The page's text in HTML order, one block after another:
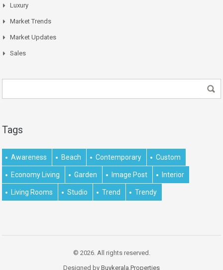
Luxury
Market Trends
Market Updates
Sales
Tags
Awareness Beach Contemporary Custom
Economy Living Garden Image Post Interior
Living Rooms Studio Trend Trendy
© 2026. All rights reserved.
Designed by Buykerala.Properties